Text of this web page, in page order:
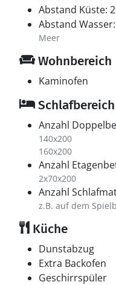
Abstand Küste:
Abstand
Meer
Wohnbereich
Kaminofen
Schlafbereich
Anzahl
140x200
160x200
Anzahl
2x70x200
Anzahl
z.B. auf dem
Küche
Dunstabzug
Extra Backofen
Geschirrspüler